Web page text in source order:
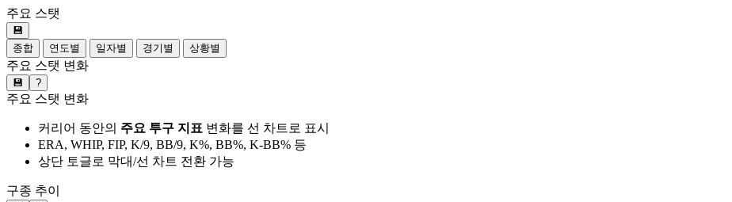
주요 스탯
💾
종합
연도별 일자별 경기별 상황별
주요 스탯 변화
💾 ?
주요 스탯 변화
커리어 동안의 주요 투구 지표 변화를 선 차트로 표시
ERA, WHIP, FIP, K/9, BB/9, K%, BB%, K-BB% 등
상단 토글로 막대/선 차트 전환 가능
구종 추이